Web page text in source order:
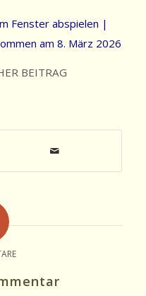
Fenster abspielen |
am 8. März 2026
BEITRAG